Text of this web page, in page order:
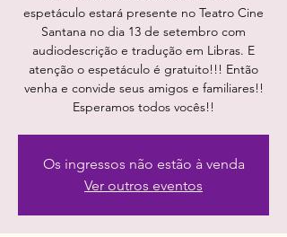
espetáculo estará presente no Teatro Cine
Santana no dia 13 de setembro com
audiodescrição e tradução em Libras. E
atenção o espetáculo é gratuito!!! Então
venha e convide seus amigos e familiares!!
Os ingressos não estão à venda
Ver outros eventos